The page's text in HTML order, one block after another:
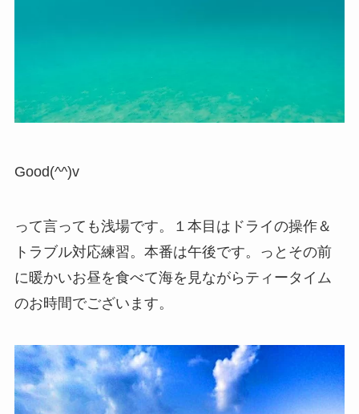
Good(^^)v
って言っても浅場です。１本目はドライの操作＆
トラブル対応練習。本番は午後です。っとその前
に暖かいお昼を食べて海を見ながらティータイム
のお時間でございます。